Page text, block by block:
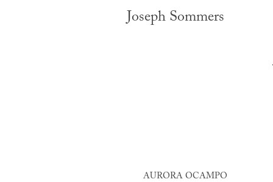
Joseph Sommers
AURORA OCAMPO